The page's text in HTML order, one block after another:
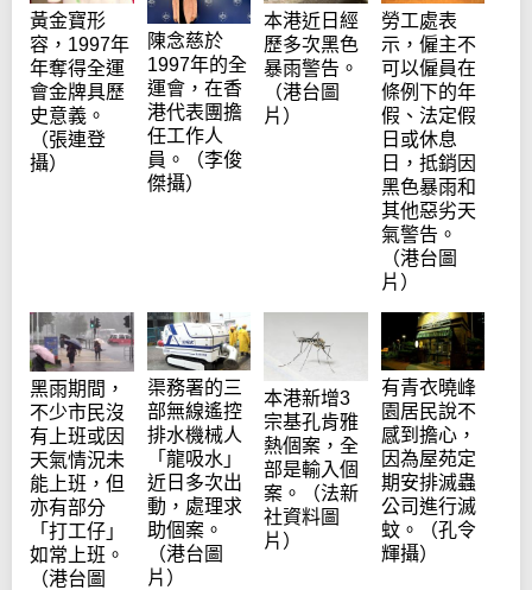
黃金寶形
容，1997年
年奪得全運
會金牌具歷
史意義。
（張連登
攝）
陳念慈於
1997年的全
運會，在香
港代表團擔
任工作人
員。（李俊
傑攝）
本港近日經
歷多次黑色
暴雨警告。
（港台圖
片）
勞工處表
示，僱主不
可以僱員在
條例下的年
假、法定假
日或休息
日，抵銷因
黑色暴雨和
其他惡劣天
氣警告。
（港台圖
片）
黑雨期間，
不少市民沒
有上班或因
天氣情況未
能上班，但
亦有部分
「打工仔」
如常上班。
（港台圖
渠務署的三
部無線遙控
排水機械人
「龍吸水」
近日多次出
動，處理求
助個案。
（港台圖
片）
本港新增3
宗基孔肯雅
熱個案，全
部是輸入個
案。（法新
社資料圖
片）
有青衣曉峰
園居民說不
感到擔心，
因為屋苑定
期安排滅蟲
公司進行滅
蚊。（孔令
輝攝）